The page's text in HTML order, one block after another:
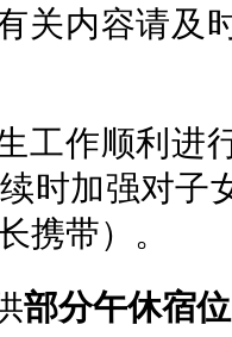
关内容请及
工作顺利进
时加强对子
携带）。
部分午休宿位